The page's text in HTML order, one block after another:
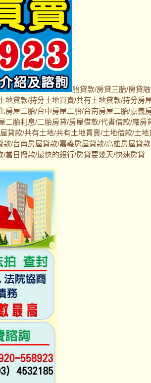
胎貸款/房貸三胎/房貸
貸款/持分土地買賣/共有土地貸款/持分房
屋二胎/台中房屋二胎/台南房屋二胎/嘉義
胎利息/二胎房貸/房屋借款/代書借款/廠房
貸款/共有土地/共有土地買賣/土地借款/土
/台南房屋貸款/嘉義房屋貸款/高雄房屋貸
當日撥款/最快的銀行/房貸要幾天/快速房貸